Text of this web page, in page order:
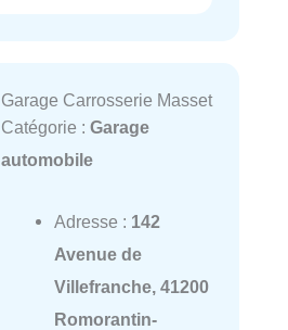
Garage Carrosserie Masset
Catégorie : Garage
automobile
Adresse : 142
Avenue de
Villefranche, 41200
Romorantin-